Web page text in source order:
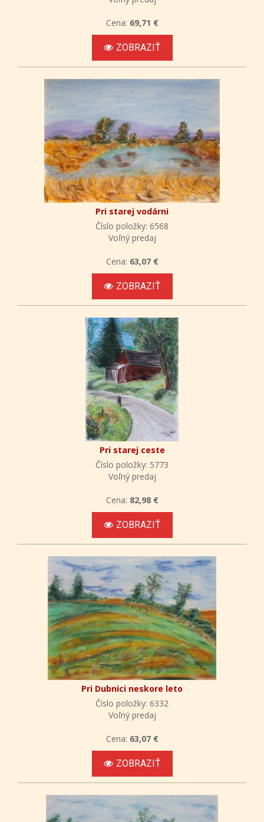
Cena: 69,71 €
ZOBRAZIŤ
Pri starej vodárni
Číslo položky: 6568
Voľný predaj
Cena: 63,07 €
ZOBRAZIŤ
Pri starej ceste
Číslo položky: 5773
Voľný predaj
Cena: 82,98 €
ZOBRAZIŤ
Pri Dubnici neskore leto
Číslo položky: 6332
Voľný predaj
Cena: 63,07 €
ZOBRAZIŤ